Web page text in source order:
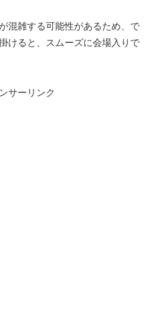
混雑する可能性があるため、で
けると、スムーズに会場入りで
サーリンク